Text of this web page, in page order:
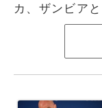
カ、ザンビア